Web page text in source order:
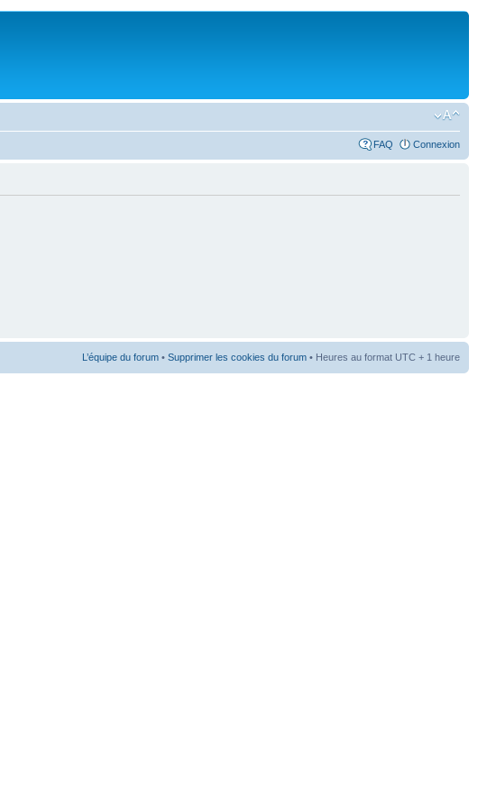
FAQ Connexion
L’équipe du forum • Supprimer les cookies du forum • Heures au format UTC + 1 heure